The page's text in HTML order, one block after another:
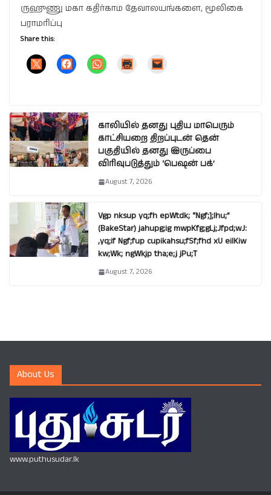
ருஹுணு மகா கதிர்காம தேவாலயங்களை, மூலிகை
பராமரிப்பு
Share this:
காலியில் தனது புதிய மாபெரும்
காட்சியறை திறப்புடன் தென்
பகுதியில் தனது இருப்பை
விரிவுபடுத்தும் ‘பெஷன் பக்’
August 7, 2026
Vgp nksup yq;fh epWtdk; “Ngf;];lhu;”
(BakeStar) jahupg;ig mwpKfg;gLj;Jfpd;wJ:
,yq;if Ngf;fup cupikahsu;fSf;fhd xU eilKiw
kw;Wk; ngWkjp tha;e;j jPu;T
August 7, 2026
About Us
www.puthusudar.lk